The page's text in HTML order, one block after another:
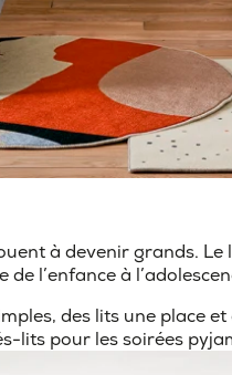
à devenir grands.
l’enfance à
des lits une place
lits pour les soirées